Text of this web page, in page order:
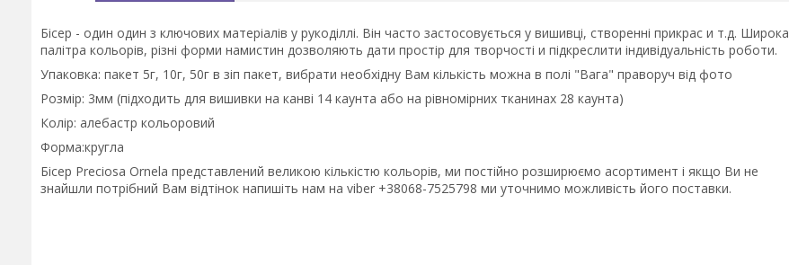
Бісер - один один з ключових матеріалів у рукоділлі. Він часто застосовується у вишивці, створенні прикрас и т.д. Широка
палітра кольорів, різні форми намистин дозволяють дати простір для творчості и підкреслити індивідуальність роботи.
Упаковка: пакет 5г, 10г, 50г в зіп пакет, вибрати необхідну Вам кількість можна в полі "Вага" праворуч від фото
Розмір: 3мм (підходить для вишивки на канві 14 каунта або на рівномірних тканинах 28 каунта)
Колір: алебастр кольоровий
Форма:кругла
Бісер Preciosa Ornela представлений великою кількістю кольорів, ми постійно розширюємо асортимент і якщо Ви не
знайшли потрібний Вам відтінок напишіть нам на viber +38068-7525798 ми уточнимо можливість його поставки.